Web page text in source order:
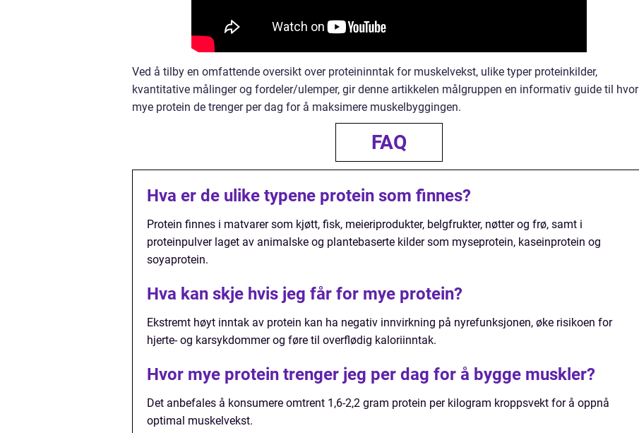
Ved å tilby en omfattende oversikt over proteininntak for muskelvekst, ulike typer proteinkilder,
kvantitative målinger og fordeler/ulemper, gir denne artikkelen målgruppen en informativ guide til hvor
mye protein de trenger per dag for å maksimere muskelbyggingen.
FAQ
Hva er de ulike typene protein som finnes?
Protein finnes i matvarer som kjøtt, fisk, meieriprodukter, belgfrukter, nøtter og frø, samt i
proteinpulver laget av animalske og plantebaserte kilder som myseprotein, kaseinprotein og
soyaprotein.
Hva kan skje hvis jeg får for mye protein?
Ekstremt høyt inntak av protein kan ha negativ innvirkning på nyrefunksjonen, øke risikoen for
hjerte- og karsykdommer og føre til overflødig kaloriinntak.
Hvor mye protein trenger jeg per dag for å bygge muskler?
Det anbefales å konsumere omtrent 1,6-2,2 gram protein per kilogram kroppsvekt for å oppnå
optimal muskelvekst.